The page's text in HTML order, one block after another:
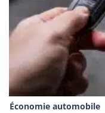
Économie automobile